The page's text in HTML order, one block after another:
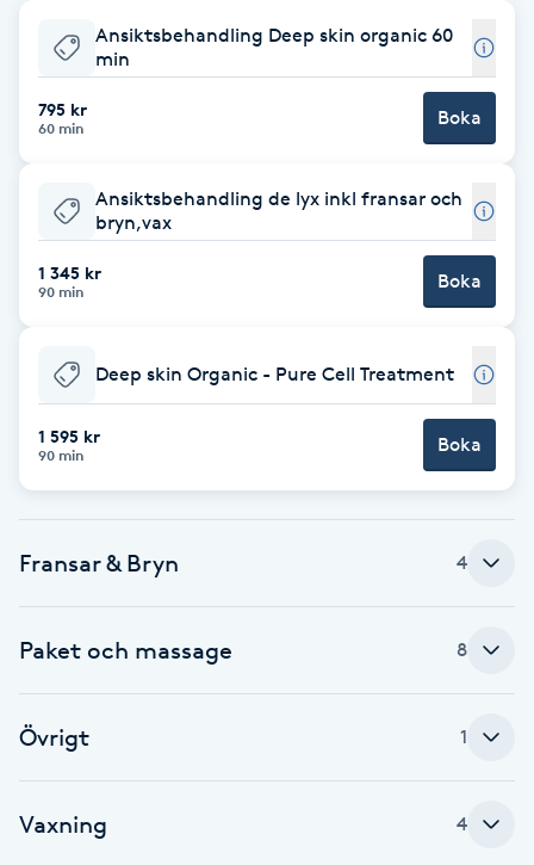
Babylights
Balayage
Barber
BIAB
Blowout
Brynformning
Brynfärgning
Bröllopsuppsättning
C
Ansiktsbehandling Deep skin organic 60
min
795 kr
60 min Boka
Ansiktsbehandling de lyx inkl fransar och
bryn,vax
1 345 kr
90 min Boka
Deep skin Organic - Pure Cell Treatment
1 595 kr
90 min Boka
Fransar & Bryn 4
Paket och massage 8
Övrigt 1
Vaxning 4